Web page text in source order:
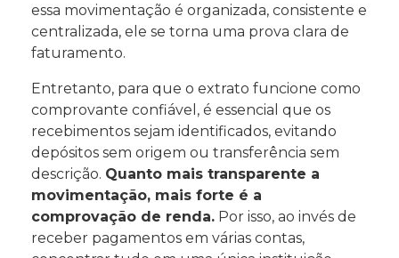
essa movimentação é organizada, consistente e
centralizada, ele se torna uma prova clara de
faturamento.
Entretanto, para que o extrato funcione como
comprovante confiável, é essencial que os
recebimentos sejam identificados, evitando
depósitos sem origem ou transferência sem
descrição. Quanto mais transparente a
movimentação, mais forte é a
comprovação de renda. Por isso, ao invés de
receber pagamentos em várias contas,